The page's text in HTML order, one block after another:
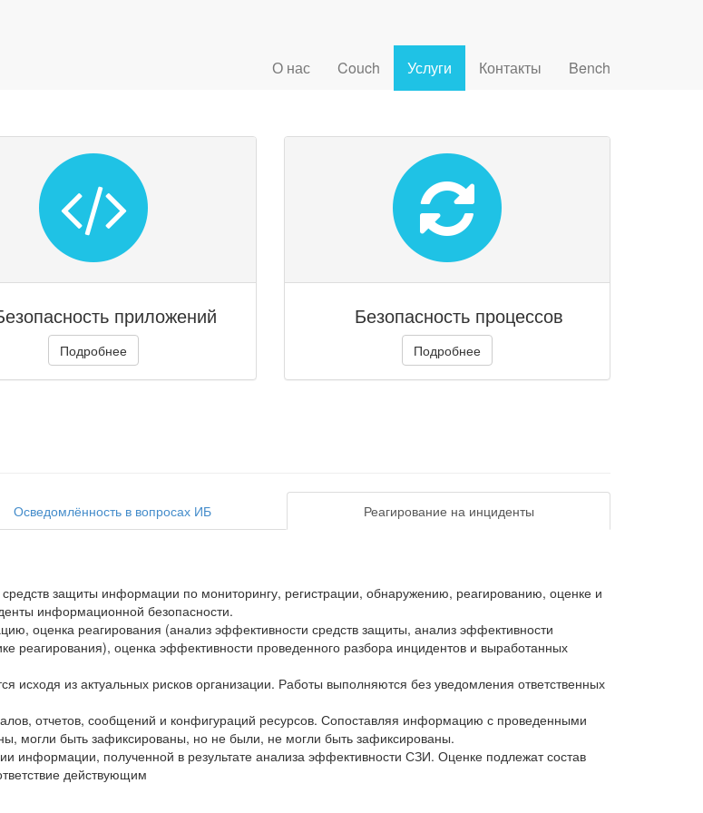
О нас Couch Услуги Контакты Bench
приложений
Подробнее
Безопасность процессов
Подробнее
Осведомлённость в вопросах ИБ Реагирование на инциденты
защиты информации по мониторингу, регистрации, обнаружению, реагированию, оценке и
информационной безопасности.
оценка реагирования (анализ эффективности средств защиты, анализ эффективности
реагирования), оценка эффективности проведенного разбора инцидентов и выработанных
из актуальных рисков организации. Работы выполняются без уведомления ответственных
отчетов, сообщений и конфигураций ресурсов. Сопоставляя информацию с проведенными
могли быть зафиксированы, но не были, не могли быть зафиксированы.
информации, полученной в результате анализа эффективности СЗИ. Оценке подлежат состав
действующим